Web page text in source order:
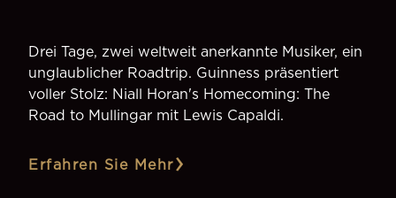
Drei Tage, zwei weltweit anerkannte Musiker, ein
unglaublicher Roadtrip. Guinness präsentiert
voller Stolz: Niall Horan's Homecoming: The
Road to Mullingar mit Lewis Capaldi.
Erfahren Sie Mehr